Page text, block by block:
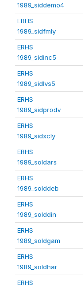
1989_siddemo4
ERHS
1989_sidfmly
ERHS
1989_sidinc5
ERHS
1989_sidlvs5
ERHS
1989_sidprodv
ERHS
1989_sidxcly
ERHS
1989_soldars
ERHS
1989_solddeb
ERHS
1989_solddin
ERHS
1989_soldgam
ERHS
1989_soldhar
ERHS